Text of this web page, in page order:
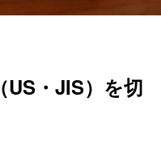
・JIS）を切